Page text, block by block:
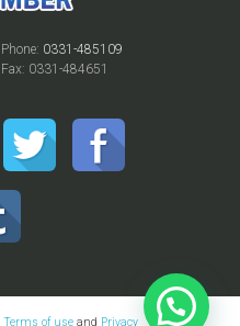
Phone: 0331-485109
Fax: 0331-484651
Terms of useand Privacy